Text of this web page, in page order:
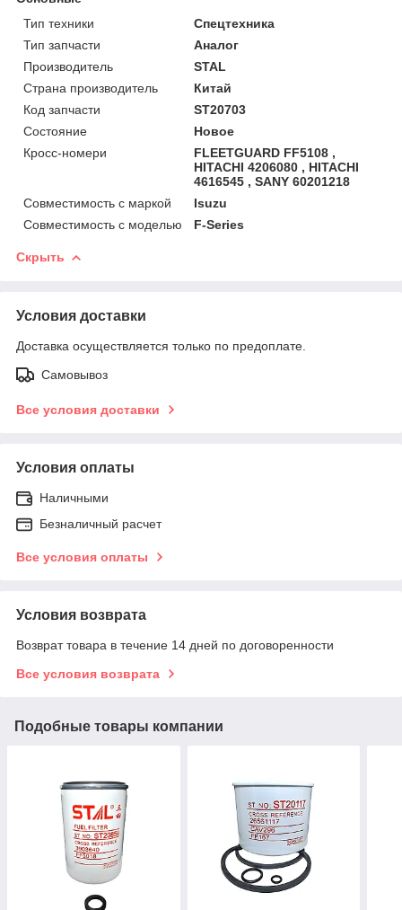
Тип техники
Спецтехника
Тип запчасти
Аналог
Производитель
STAL
Страна производитель
Китай
Код запчасти
ST20703
Состояние
Новое
Кросс-номери
FLEETGUARD FF5108 ,
HITACHI 4206080 , HITACHI
4616545 , SANY 60201218
Совместимость с маркой
Isuzu
Совместимость с моделью
F-Series
Скрыть
Условия доставки
Доставка осуществляется только по предоплате.
Самовывоз
Все условия доставки
Условия оплаты
Наличными
Безналичный расчет
Все условия оплаты
Условия возврата
Возврат товара в течение 14 дней по договоренности
Все условия возврата
Подобные товары компании